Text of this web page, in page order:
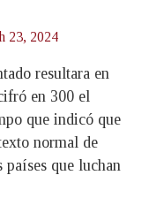
23, 2024
resultara en
en 300 el
que indicó que
normal de
que luchan